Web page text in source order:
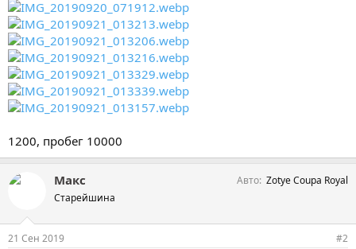
1200, пробег 10000
Макс
Старейшина
Авто Zotye Coupa Royal
21 Сен 2019 #2